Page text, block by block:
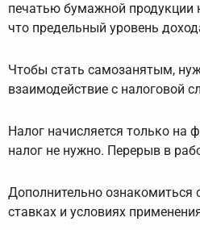
печатью бумажной продукции
что предельный уровень
Чтобы стать самозанятым,
взаимодействие с налоговой
Налог начисляется только на
налог не нужно. Перерыв в
Дополнительно
ставках и условиях